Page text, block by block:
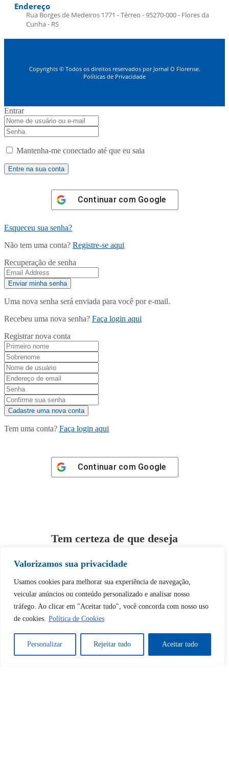
Valorizamos sua privacidade
Usamos cookies para melhorar sua experiência de navegação,
veicular anúncios ou conteúdo personalizado e analisar nosso
tráfego. Ao clicar em "Aceitar tudo", você concorda com nosso uso
de cookies. Política de Cookies
Personalizar Rejeitar tudo Aceitar tudo
Endereço
Rua Borges de Medeiros 1771 - Térreo - 95270-000 - Flores da
Cunha - RS
Copyrights © Todos os direitos reservados por Jornal O Florense.
Políticas de Privacidade
Entrar
Mantenha-me conectado até que eu saia
Continuar com Google
Esqueceu sua senha?
Não tem uma conta? Registre-se aqui
Recuperação de senha
Uma nova senha será enviada para você por e-mail.
Recebeu uma nova senha? Faça login aqui
Registrar nova conta
Tem uma conta? Faça login aqui
Continuar com Google
Tem certeza de que deseja
Desbloquear esquerda : 0
Sim Não